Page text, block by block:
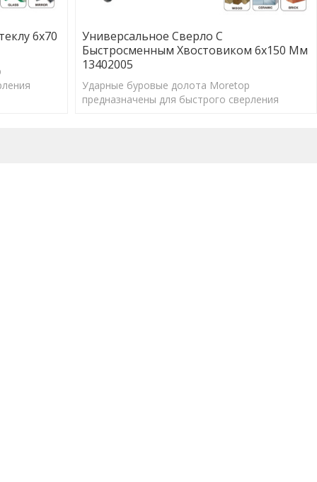
6x70
Универсальное Сверло С
Быстросменным Хвостовиком 6x150 Мм
13402005
Ударные буровые долота Moretop
предназначены для быстрого сверления